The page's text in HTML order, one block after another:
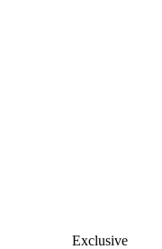
Exclusive